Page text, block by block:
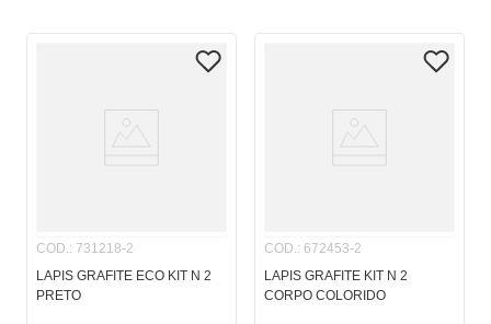
COD.: 731218-2
LAPIS GRAFITE ECO KIT N 2
PRETO
COD.: 672453-2
LAPIS GRAFITE KIT N 2
CORPO COLORIDO